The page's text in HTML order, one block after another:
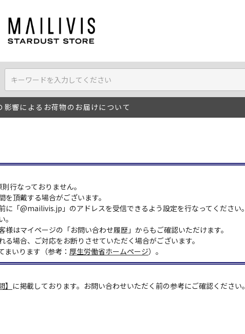
響によるお荷物のお届けについて
行なっておりません。
頂戴する場合がございます。
「@mailivis.jp」のアドレスを受信できるよう設定を行なってください。
はマイページの「お問い合わせ履歴」からもご確認いただけます。
場合、ご対応をお断りさせていただく場合がございます。
いります（参考： 厚生労働省ホームページ）。
に掲載しております。お問い合わせいただく前の参考にご確認ください。